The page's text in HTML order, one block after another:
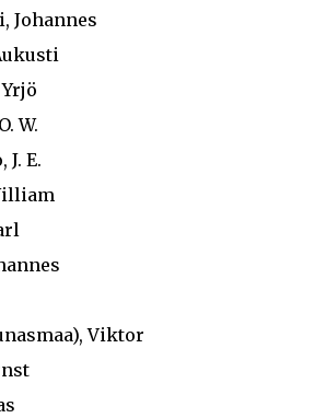
Johannes
W.
E.
Viktor